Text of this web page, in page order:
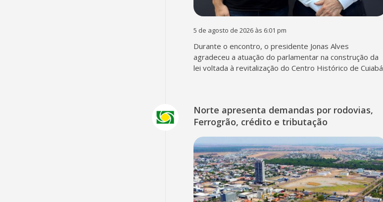
5 de agosto de 2026 às 6:01 pm
Durante o encontro, o presidente Jonas Alves
agradeceu a atuação do parlamentar na construção da
lei voltada à revitalização do Centro Histórico de Cuiabá
Norte apresenta demandas por rodovias,
Ferrogrão, crédito e tributação